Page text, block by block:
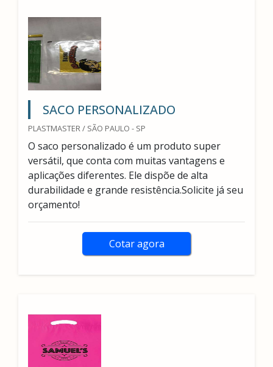
SACO PERSONALIZADO
PLASTMASTER / SÃO PAULO - SP
O saco personalizado é um produto super
versátil, que conta com muitas vantagens e
aplicações diferentes. Ele dispõe de alta
durabilidade e grande resistência.Solicite já seu
orçamento!
Cotar agora